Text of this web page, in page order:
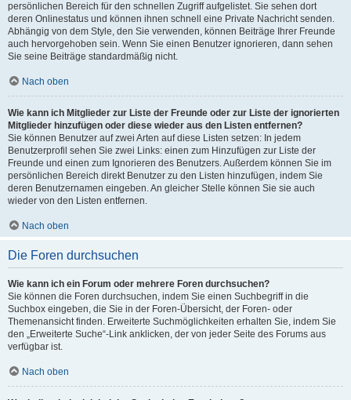
persönlichen Bereich für den schnellen Zugriff aufgelistet. Sie sehen dort
deren Onlinestatus und können ihnen schnell eine Private Nachricht senden.
Abhängig von dem Style, den Sie verwenden, können Beiträge Ihrer Freunde
auch hervorgehoben sein. Wenn Sie einen Benutzer ignorieren, dann sehen
Sie seine Beiträge standardmäßig nicht.
Nach oben
Wie kann ich Mitglieder zur Liste der Freunde oder zur Liste der ignorierten
Mitglieder hinzufügen oder diese wieder aus den Listen entfernen?
Sie können Benutzer auf zwei Arten auf diese Listen setzen: In jedem
Benutzerprofil sehen Sie zwei Links: einen zum Hinzufügen zur Liste der
Freunde und einen zum Ignorieren des Benutzers. Außerdem können Sie im
persönlichen Bereich direkt Benutzer zu den Listen hinzufügen, indem Sie
deren Benutzernamen eingeben. An gleicher Stelle können Sie sie auch
wieder von den Listen entfernen.
Nach oben
Die Foren durchsuchen
Wie kann ich ein Forum oder mehrere Foren durchsuchen?
Sie können die Foren durchsuchen, indem Sie einen Suchbegriff in die
Suchbox eingeben, die Sie in der Foren-Übersicht, der Foren- oder
Themenansicht finden. Erweiterte Suchmöglichkeiten erhalten Sie, indem Sie
den „Erweiterte Suche“-Link anklicken, der von jeder Seite des Forums aus
verfügbar ist.
Nach oben